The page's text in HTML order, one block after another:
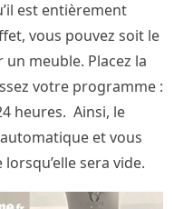
est entièrement
vous pouvez soit le
meuble. Placez la
votre programme :
heures. Ainsi, le
et vous
sera vide.